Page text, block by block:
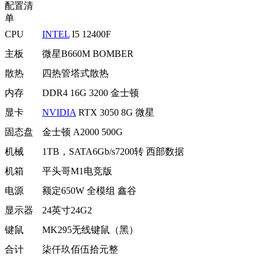
配置清
单
CPU
INTEL I5 12400F
主板
微星B660M BOMBER
散热
四热管塔式散热
内存
DDR4 16G 3200 金士顿
显卡
NVIDIA RTX 3050 8G 微星
固态盘
金士顿 A2000 500G
机械
1TB，SATA6Gb/s7200转 西部数据
机箱
平头哥M1电竞版
电源
额定650W 全模组 鑫谷
显示器
24英寸24G2
键鼠
MK295无线键鼠（黑）
合计
柒仟玖佰伍拾元整